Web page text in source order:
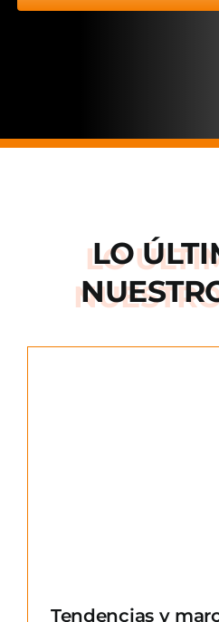
LO
Tendencias y